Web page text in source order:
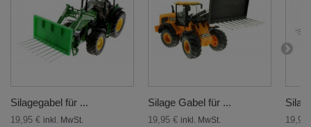
Silagegabel für ...
19,95 € inkl. MwSt.
Silage Gabel für ...
19,95 € inkl. MwSt.